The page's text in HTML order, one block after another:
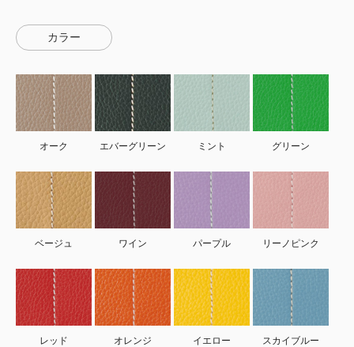
カラー
オーク エバーグリーン ミント グリーン
ベージュ ワイン パープル リーノピンク
レッド オレンジ イエロー スカイブルー